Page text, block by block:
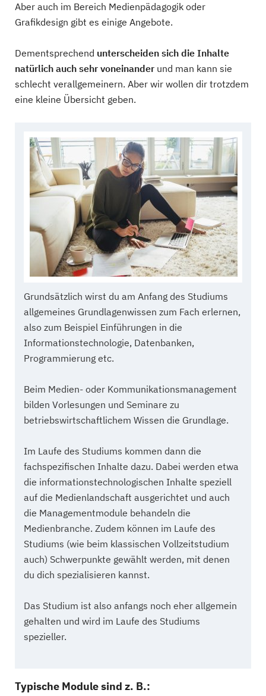
Aber auch im Bereich Medienpädagogik oder
Grafikdesign gibt es einige Angebote.
Dementsprechend unterscheiden sich die Inhalte
natürlich auch sehr voneinander und man kann sie
schlecht verallgemeinern. Aber wir wollen dir trotzdem
eine kleine Übersicht geben.
Grundsätzlich wirst du am Anfang des Studiums
allgemeines Grundlagenwissen zum Fach erlernen,
also zum Beispiel Einführungen in die
Informationstechnologie, Datenbanken,
Programmierung etc.
Beim Medien- oder Kommunikationsmanagement
bilden Vorlesungen und Seminare zu
betriebswirtschaftlichem Wissen die Grundlage.
Im Laufe des Studiums kommen dann die
fachspezifischen Inhalte dazu. Dabei werden etwa
die informationstechnologischen Inhalte speziell
auf die Medienlandschaft ausgerichtet und auch
die Managementmodule behandeln die
Medienbranche. Zudem können im Laufe des
Studiums (wie beim klassischen Vollzeitstudium
auch) Schwerpunkte gewählt werden, mit denen
du dich spezialisieren kannst.
Das Studium ist also anfangs noch eher allgemein
gehalten und wird im Laufe des Studiums
spezieller.
Typische Module sind z. B.: